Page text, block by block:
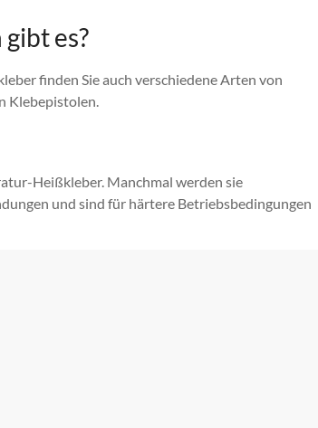
es?
finden Sie auch verschiedene Arten von
Klebepistolen.
Heißkleber. Manchmal werden sie
und sind für härtere Betriebsbedingungen